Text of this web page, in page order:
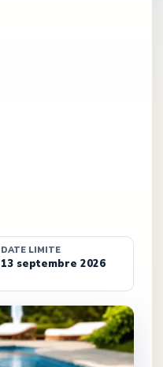
DATE LIMITE
13 septembre 2026